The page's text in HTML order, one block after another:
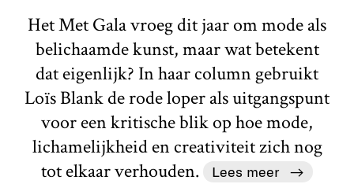
Het Met Gala vroeg dit jaar om mode als
belichaamde kunst, maar wat betekent
dat eigenlijk? In haar column gebruikt
Loïs Blank de rode loper als uitgangspunt
voor een kritische blik op hoe mode,
lichamelijkheid en creativiteit zich nog
tot elkaar verhouden.
Lees meer